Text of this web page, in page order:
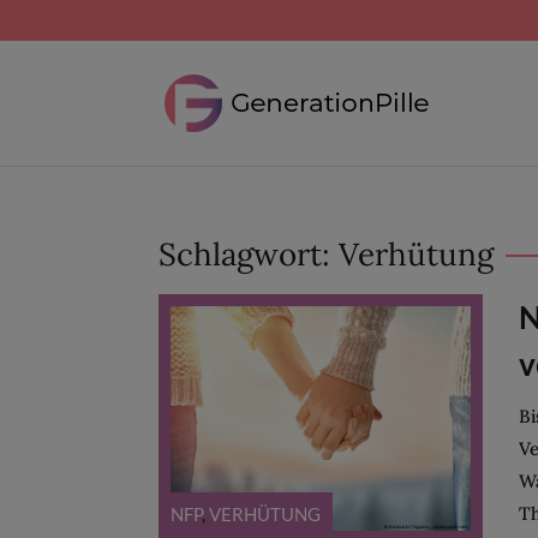
Schlagwort: Verhütung
NFP, VERHÜTUNG